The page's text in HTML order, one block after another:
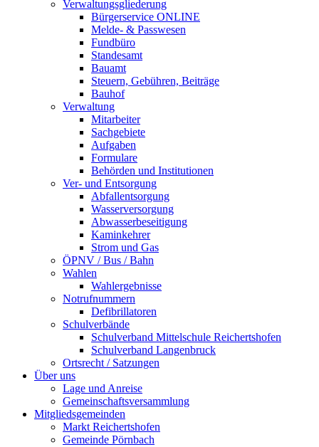
Verwaltungsgliederung
Bürgerservice ONLINE
Melde- & Passwesen
Fundbüro
Standesamt
Bauamt
Steuern, Gebühren, Beiträge
Bauhof
Verwaltung
Mitarbeiter
Sachgebiete
Aufgaben
Formulare
Behörden und Institutionen
Ver- und Entsorgung
Abfallentsorgung
Wasserversorgung
Abwasserbeseitigung
Kaminkehrer
Strom und Gas
ÖPNV / Bus / Bahn
Wahlen
Wahlergebnisse
Notrufnummern
Defibrillatoren
Schulverbände
Schulverband Mittelschule Reichertshofen
Schulverband Langenbruck
Ortsrecht / Satzungen
Über uns
Lage und Anreise
Gemeinschaftsversammlung
Mitgliedsgemeinden
Markt Reichertshofen
Gemeinde Pörnbach